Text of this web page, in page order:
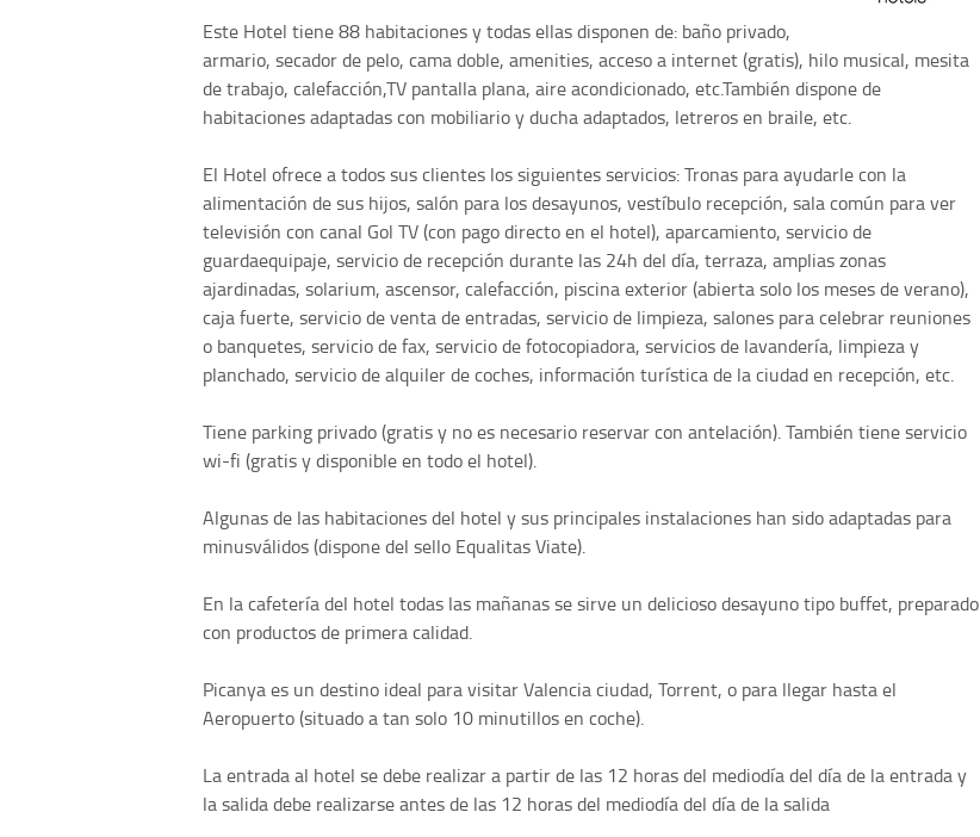
Este Hotel tiene 88 habitaciones y todas ellas disponen de: baño privado,
armario, secador de pelo, cama doble, amenities, acceso a internet (gratis), hilo musical, mesita
de trabajo, calefacción,TV pantalla plana, aire acondicionado, etc.También dispone de
habitaciones adaptadas con mobiliario y ducha adaptados, letreros en braile, etc.
El Hotel ofrece a todos sus clientes los siguientes servicios: Tronas para ayudarle con la
alimentación de sus hijos, salón para los desayunos, vestíbulo recepción, sala común para ver
televisión con canal Gol TV (con pago directo en el hotel), aparcamiento, servicio de
guardaequipaje, servicio de recepción durante las 24h del día, terraza, amplias zonas
ajardinadas, solarium, ascensor, calefacción, piscina exterior (abierta solo los meses de verano),
caja fuerte, servicio de venta de entradas, servicio de limpieza, salones para celebrar reuniones
o banquetes, servicio de fax, servicio de fotocopiadora, servicios de lavandería, limpieza y
planchado, servicio de alquiler de coches, información turística de la ciudad en recepción, etc.
Tiene parking privado (gratis y no es necesario reservar con antelación). También tiene servicio
wi-fi (gratis y disponible en todo el hotel).
Algunas de las habitaciones del hotel y sus principales instalaciones han sido adaptadas para
minusválidos (dispone del sello Equalitas Viate).
En la cafetería del hotel todas las mañanas se sirve un delicioso desayuno tipo buffet, preparado
con productos de primera calidad.
Picanya es un destino ideal para visitar Valencia ciudad, Torrent, o para llegar hasta el
Aeropuerto (situado a tan solo 10 minutillos en coche).
La entrada al hotel se debe realizar a partir de las 12 horas del mediodía del día de la entrada y
la salida debe realizarse antes de las 12 horas del mediodía del día de la salida